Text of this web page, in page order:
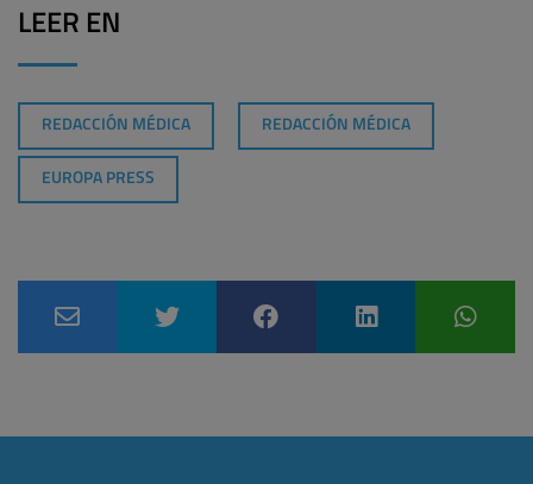
LEER EN
REDACCIÓN MÉDICA REDACCIÓN MÉDICA
EUROPA PRESS